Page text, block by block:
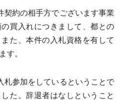
約の相手方でございます事業
買入れにつきまして、都との
た、本件の入札資格を有して
す。
参加をしているということで
た。辞退者はなしということ